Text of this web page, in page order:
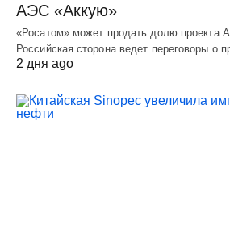
АЭС «Аккую»
«Росатом» может продать долю проекта
Российская сторона ведет переговоры о
2 дня ago